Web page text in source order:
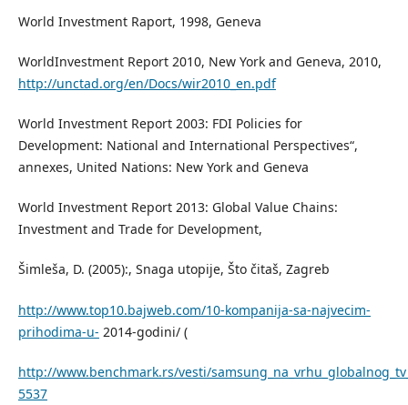
World Investment Raport, 1998, Geneva
WorldInvestment Report 2010, New York and Geneva, 2010,
http://unctad.org/en/Docs/wir2010_en.pdf
World Investment Report 2003: FDI Policies for
Development: National and International Perspectives“,
annexes, United Nations: New York and Geneva
World Investment Report 2013: Global Value Chains:
Investment and Trade for Development,
Šimleša, D. (2005):, Snaga utopije, Što čitaš, Zagreb
http://www.top10.bajweb.com/10-kompanija-sa-najvecim-
prihodima-u- 2014-godini/ (
http://www.benchmark.rs/vesti/
5537